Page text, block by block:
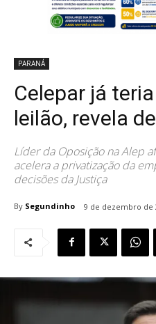
PARANÁ
Celepar já
leilão, revela
Líder da Oposição na Alep
acelera a privatização da
decisões da Justiça
By Segundinho 9 de dezembro de